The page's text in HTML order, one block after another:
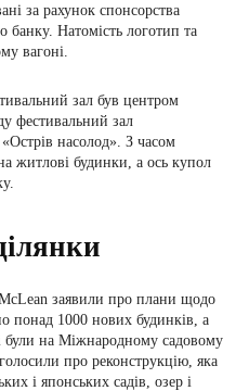
за рахунок спонсорства
банку. Натомість логотип та
вагоні.
зал був центром
фестивальний зал
насолод». З часом
житлові будинки, а ось купол
заявили про плани щодо
понад 1000 нових будинків, а
були на Міжнародному садовому
про реконструкцію, яка
і японських садів, озер і